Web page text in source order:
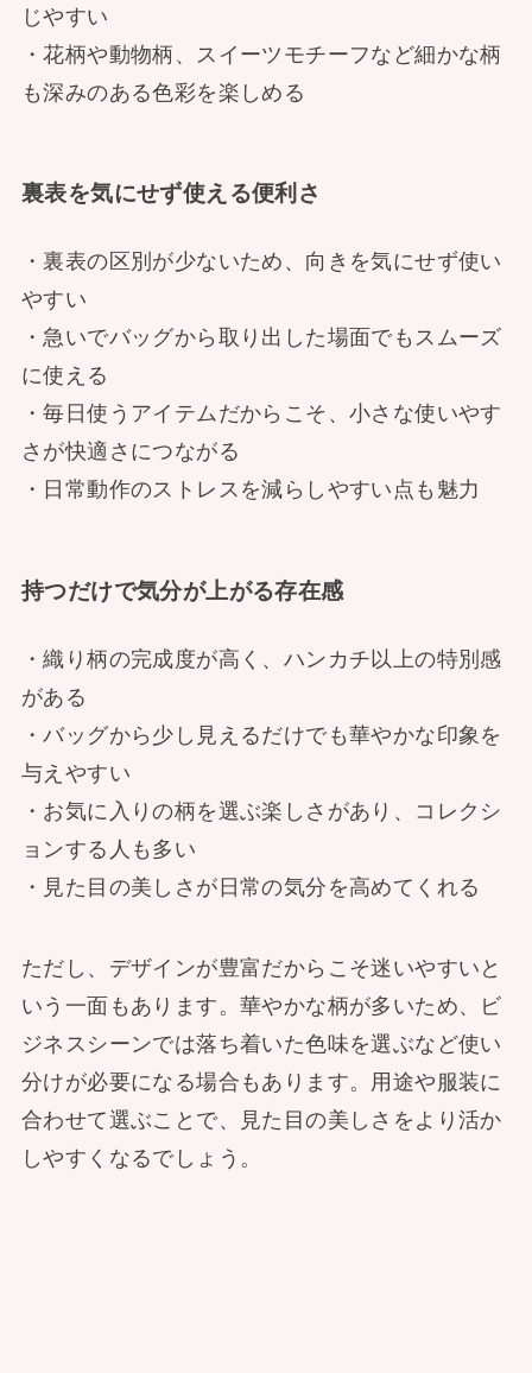
じやすい
・花柄や動物柄、スイーツモチーフなど細かな柄
も深みのある色彩を楽しめる
裏表を気にせず使える便利さ
・裏表の区別が少ないため、向きを気にせず使い
やすい
・急いでバッグから取り出した場面でもスムーズ
に使える
・毎日使うアイテムだからこそ、小さな使いやす
さが快適さにつながる
・日常動作のストレスを減らしやすい点も魅力
持つだけで気分が上がる存在感
・織り柄の完成度が高く、ハンカチ以上の特別感
がある
・バッグから少し見えるだけでも華やかな印象を
与えやすい
・お気に入りの柄を選ぶ楽しさがあり、コレクシ
ョンする人も多い
・見た目の美しさが日常の気分を高めてくれる
ただし、デザインが豊富だからこそ迷いやすいと
いう一面もあります。華やかな柄が多いため、ビ
ジネスシーンでは落ち着いた色味を選ぶなど使い
分けが必要になる場合もあります。用途や服装に
合わせて選ぶことで、見た目の美しさをより活か
しやすくなるでしょう。